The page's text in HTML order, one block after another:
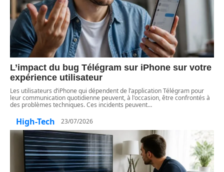
L’impact du bug Télégram sur iPhone sur votre
expérience utilisateur
Les utilisateurs d’iPhone qui dépendent de l’application Télégram pour
leur communication quotidienne peuvent, à l'occasion, être confrontés à
des problèmes techniques. Ces incidents peuvent…
High-Tech 23/07/2026